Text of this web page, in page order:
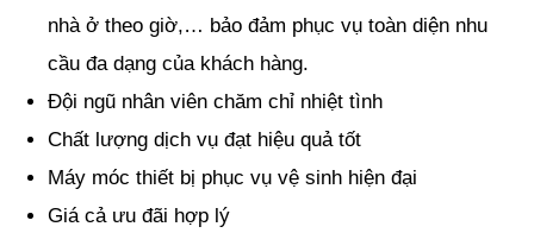
nhà ở theo giờ,… bảo đảm phục vụ toàn diện nhu
cầu đa dạng của khách hàng.
Đội ngũ nhân viên chăm chỉ nhiệt tình
Chất lượng dịch vụ đạt hiệu quả tốt
Máy móc thiết bị phục vụ vệ sinh hiện đại
Giá cả ưu đãi hợp lý